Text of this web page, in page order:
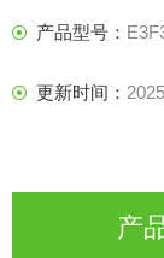
产品型号：
更新时间：
产